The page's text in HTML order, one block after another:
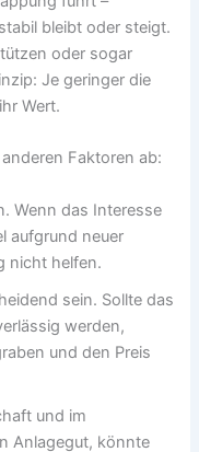
bleibt oder steigt.
oder sogar
Je geringer die
Wert.
Faktoren ab:
Wenn das Interesse
aufgrund neuer
nicht helfen.
sein. Sollte das
werden,
und den Preis
und im
Anlagegut, könnte